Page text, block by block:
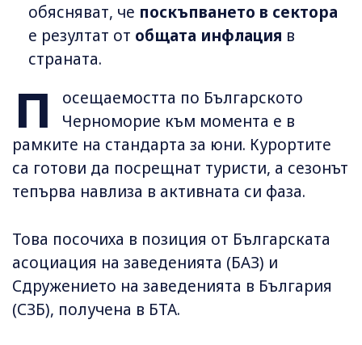
обясняват, че поскъпването в сектора
е резултат от общата инфлация в
страната.
П
осещаемостта по Българското
Черноморие към момента е в
рамките на стандарта за юни. Курортите
са готови да посрещнат туристи, а сезонът
тепърва навлиза в активната си фаза.
Това посочиха в позиция от Българската
асоциация на заведенията (БАЗ) и
Сдружението на заведенията в България
(СЗБ), получена в БТА.